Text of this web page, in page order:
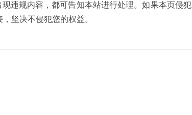
违规内容，都可告知本站进行处理。如果本页侵犯
坚决不侵犯您的权益。